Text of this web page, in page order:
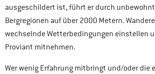
ausgeschildert ist, führt er durch
Bergregionen auf über 2000 Metern.
wechselnde Wetterbedingungen einstellen
Proviant mitnehmen.
Wer wenig Erfahrung mitbringt und/oder die